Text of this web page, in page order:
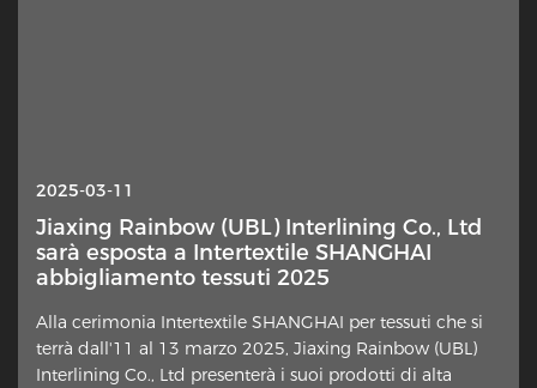
2025-10-13
Interlineing — Perché questo strato
nascosto è improvvisamente sotto i
riflettori?
Un elemento sottile nella costruzione dei capi sta
attirando rinnovata attenzione da parte di designer,
sartori domestici e commentatori del settore. Lo strato
2025-03-11
Jiaxing Rainbow (UBL) Interlining Co., Ltd
sarà esposta a Intertextile SHANGHAI
abbigliamento tessuti 2025
Alla cerimonia Intertextile SHANGHAI per tessuti che si
terrà dall'11 al 13 marzo 2025, Jiaxing Rainbow (UBL)
Interlining Co., Ltd presenterà i suoi prodotti di alta